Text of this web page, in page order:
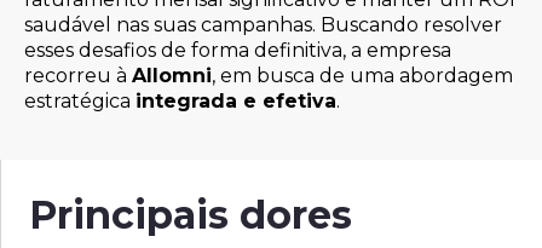
saudável nas suas campanhas. Buscando resolver
esses desafios de forma definitiva, a empresa
recorreu à Allomni, em busca de uma abordagem
estratégica integrada e efetiva.
Principais dores